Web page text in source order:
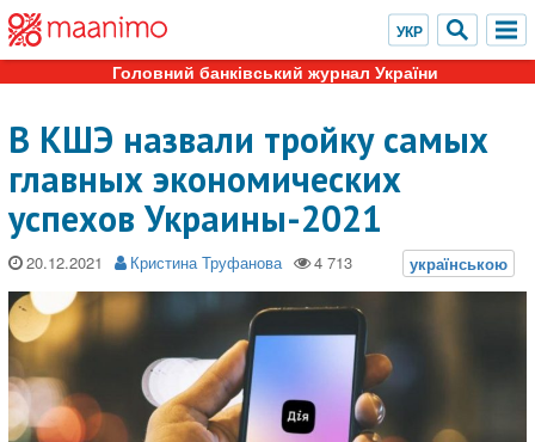
Головний банківський журнал України
В КШЭ назвали тройку самых
главных экономических
успехов Украины-2021
20.12.2021 Кристина Труфанова